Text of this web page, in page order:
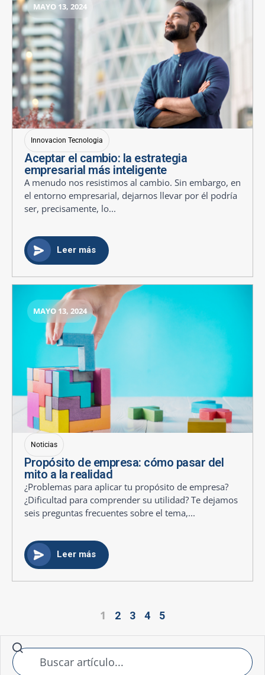
MAYO 13, 2024
Innovacion Tecnologia
Aceptar el cambio: la estrategia
empresarial más inteligente
A menudo nos resistimos al cambio. Sin embargo, en
el entorno empresarial, dejarnos llevar por él podría
ser, precisamente, lo...
Leer más
MAYO 13, 2024
Noticias
Propósito de empresa: cómo pasar del
mito a la realidad
¿Problemas para aplicar tu propósito de empresa?
¿Dificultad para comprender su utilidad? Te dejamos
seis preguntas frecuentes sobre el tema,...
Leer más
1 2 3 4 5